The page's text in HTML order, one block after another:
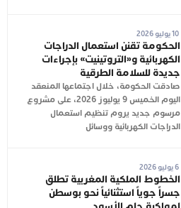
10 يوليو 2026
الحكومة تقنن استعمال الدراجات
الكهربائية و«التروتينيت» بإجراءات
جديدة للسلامة الطرقية
صادقت الحكومة، خلال اجتماعها المنعقد
اليوم الخميس 9 يوليوز 2026، على مشروع
مرسوم جديد يروم تنظيم استعمال
الدراجات الكهربائية ووسائل
6 يوليو 2026
الخطوط الملكية المغربية تطلق
جسراً جوياً استثنائياً نحو بوسطن